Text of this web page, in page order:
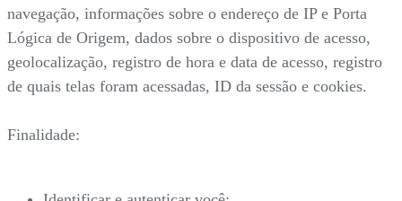
navegação, informações sobre o endereço de IP e Porta
Lógica de Origem, dados sobre o dispositivo de acesso,
geolocalização, registro de hora e data de acesso, registro
de quais telas foram acessadas, ID da sessão e cookies.
Finalidade: